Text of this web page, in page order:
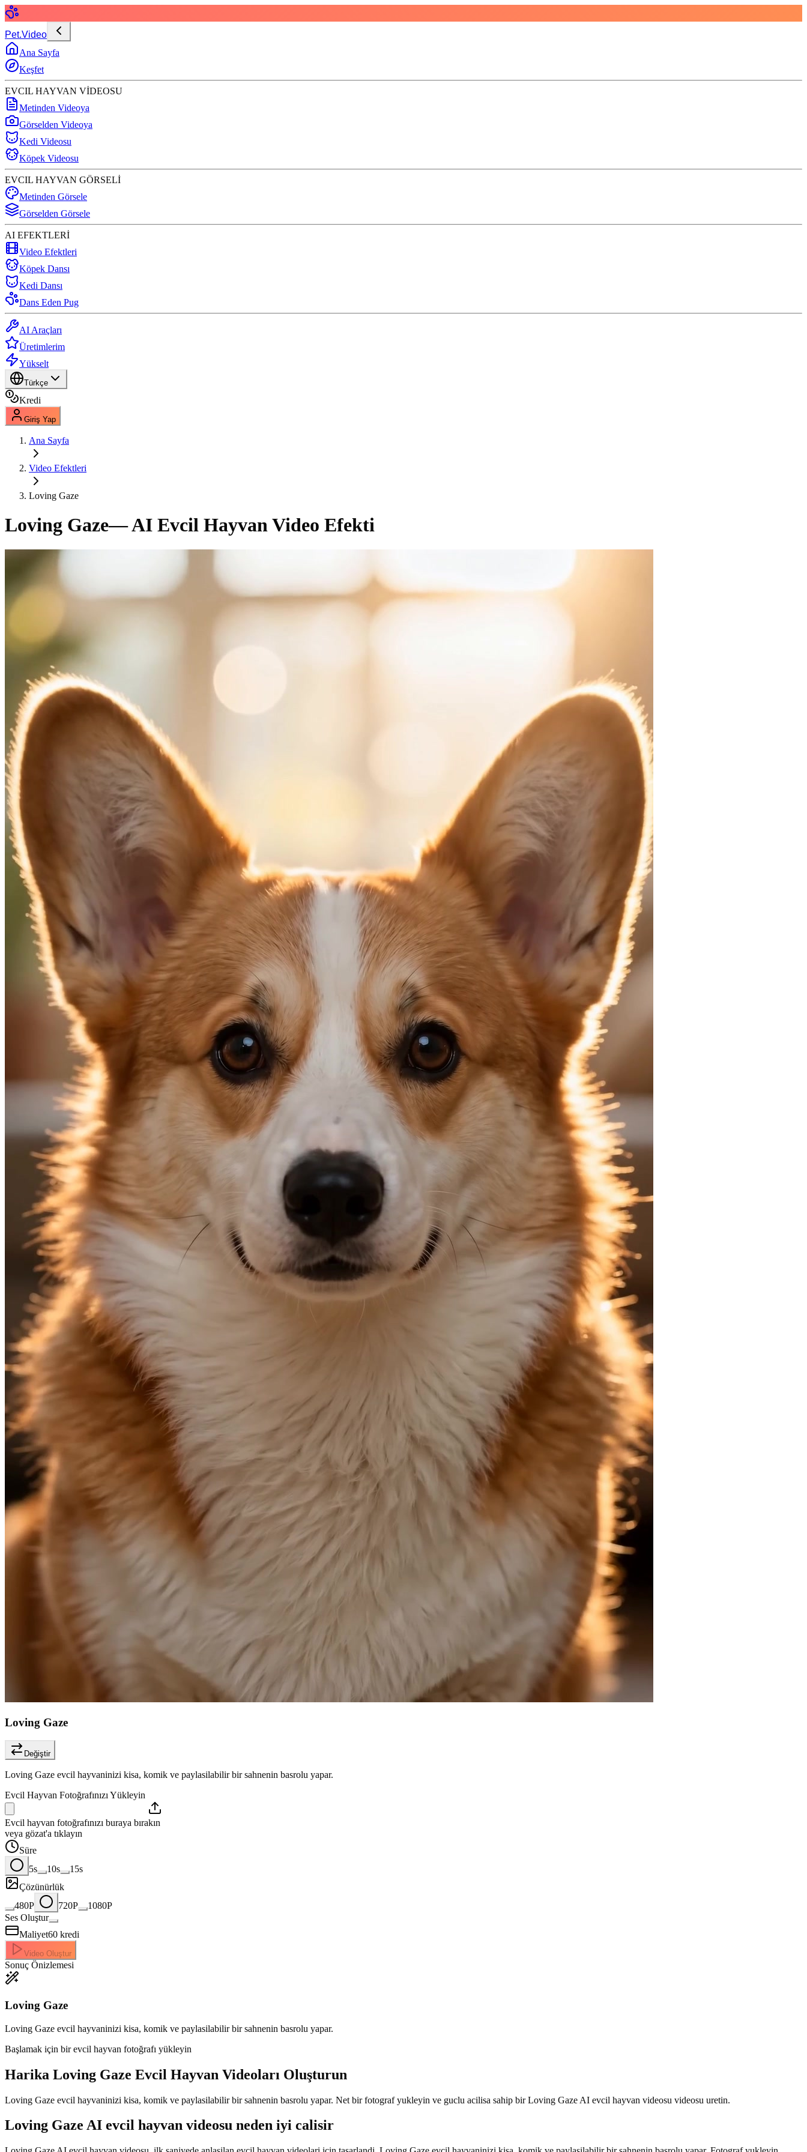
Pet.Video
Ana Sayfa
Keşfet
EVCIL HAYVAN VİDEOSU
Metinden Videoya
Görselden Videoya
Kedi Videosu
Köpek Videosu
EVCIL HAYVAN GÖRSELİ
Metinden Görsele
Görselden Görsele
AI EFEKTLERİ
Video Efektleri
Köpek Dansı
Kedi Dansı
Dans Eden Pug
AI Araçları
Üretimlerim
Yükselt
Türkçe
Kredi
Giriş Yap
Ana Sayfa
Video Efektleri
Loving Gaze
Loving Gaze— AI Evcil Hayvan Video Efekti
Loving Gaze
Değiştir
Loving Gaze evcil hayvaninizi kisa, komik ve paylasilabilir bir sahnenin basrolu yapar.
Evcil Hayvan Fotoğrafınızı Yükleyin
Evcil hayvan fotoğrafınızı buraya bırakın
veya gözat'a tıklayın
Süre
5s
10s
15s
Çözünürlük
480P
720P
1080P
Ses Oluştur
Maliyet60 kredi
Video Oluştur
Sonuç Önizlemesi
Loving Gaze
Loving Gaze evcil hayvaninizi kisa, komik ve paylasilabilir bir sahnenin basrolu yapar.
Başlamak için bir evcil hayvan fotoğrafı yükleyin
Harika Loving Gaze Evcil Hayvan Videoları Oluşturun
Loving Gaze evcil hayvaninizi kisa, komik ve paylasilabilir bir sahnenin basrolu yapar. Net bir fotograf yukleyin ve guclu acilisa sahip bir Loving Gaze AI evcil hayvan videosu videosu uretin.
Loving Gaze AI evcil hayvan videosu neden iyi calisir